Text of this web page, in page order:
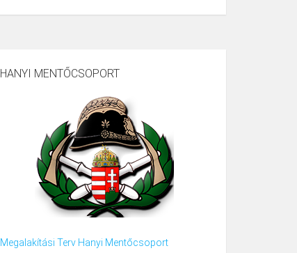
HANYI MENTŐCSOPORT
Megalakítási Terv Hanyi Mentőcsoport